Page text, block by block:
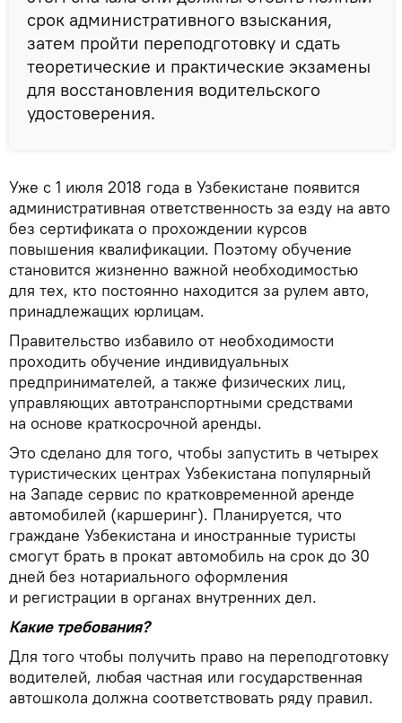
срок административного взыскания,
затем пройти переподготовку и сдать
теоретические и практические экзамены
для восстановления водительского
удостоверения.
Уже с 1 июля 2018 года в Узбекистане появится
административная ответственность за езду на авто
без сертификата о прохождении курсов
повышения квалификации. Поэтому обучение
становится жизненно важной необходимостью
для тех, кто постоянно находится за рулем авто,
принадлежащих юрлицам.
Правительство избавило от необходимости
проходить обучение индивидуальных
предпринимателей, а также физических лиц,
управляющих автотранспортными средствами
на основе краткосрочной аренды.
Это сделано для того, чтобы запустить в четырех
туристических центрах Узбекистана популярный
на Западе сервис по кратковременной аренде
автомобилей (каршеринг). Планируется, что
граждане Узбекистана и иностранные туристы
смогут брать в прокат автомобиль на срок до 30
дней без нотариального оформления
и регистрации в органах внутренних дел.
Какие требования?
Для того чтобы получить право на переподготовку
водителей, любая частная или государственная
автошкола должна соответствовать ряду правил.